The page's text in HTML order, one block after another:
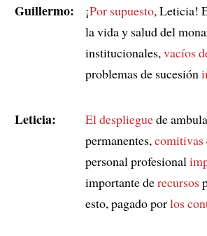
Guillermo: ¡Por supuesto, Leticia!
la vida y salud del
institucionales, vacíos
problemas de sucesión
Leticia: El desplieguede
permanentes, comitivas
personal profesional
importante derecursos
esto, pagado porlos